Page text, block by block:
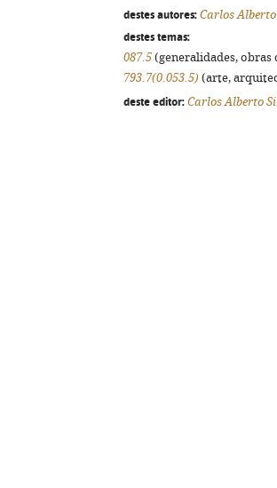
destes autores: Carlos
destes temas:
087.5 (generalidades,
793.7(0.053.5) (arte,
deste editor: Carlos Alberto